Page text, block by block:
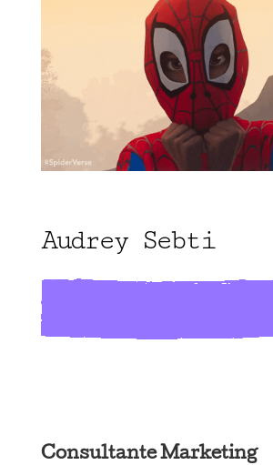
Audrey Sebti
Consultante Marketing